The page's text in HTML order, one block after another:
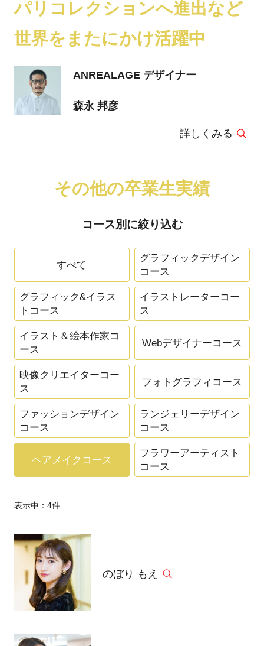
パリコレクションへ進出など
世界をまたにかけ活躍中
ANREALAGE デザイナー
森永 邦彦
詳しくみる
その他の卒業生実績
コース別に絞り込む
すべて
グラフィックデザイン
コース
グラフィック&イラス
トコース
イラストレーターコー
ス
イラスト＆絵本作家コ
ース
Webデザイナーコース
映像クリエイターコー
ス
フォトグラフィコース
ファッションデザイン
コース
ランジェリーデザイン
コース
ヘアメイクコース
フラワーアーティスト
コース
表示中： 4件
のぼり もえ